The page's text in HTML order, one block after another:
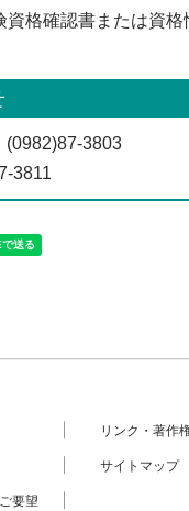
資格確認書または資
(0982)87-3803
3811
リンク・著作
サイトマップ
要望